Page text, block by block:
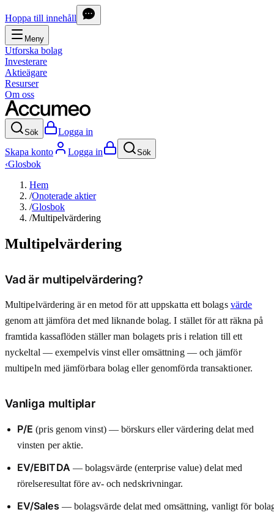
Hoppa till innehåll
Meny
Utforska bolag
Investerare
Aktieägare
Resurser
Om oss
Sök
Logga in
Skapa konto
Logga in Sök
‹Glosbok
Hem
/Onoterade aktier
/Glosbok
/Multipelvärdering
Multipelvärdering
Vad är multipelvärdering?
Multipelvärdering är en metod för att uppskatta ett bolags värde
genom att jämföra det med liknande bolag. I stället för att räkna på
framtida kassaflöden ställer man bolagets pris i relation till ett
nyckeltal — exempelvis vinst eller omsättning — och jämför
multipeln med jämförbara bolag eller genomförda transaktioner.
Vanliga multiplar
P/E (pris genom vinst) — börskurs eller värdering delat med
vinsten per aktie.
EV/EBITDA — bolagsvärde (enterprise value) delat med
rörelseresultat före av- och nedskrivningar.
EV/Sales — bolagsvärde delat med omsättning, vanligt för